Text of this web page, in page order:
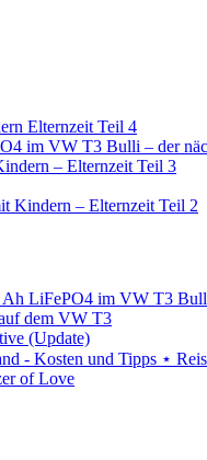
Elternzeit Teil 4
im VW T3 Bulli – der
– Elternzeit Teil 3
Kindern – Elternzeit Teil 2
Ah LiFePO4 im VW T3
dem VW T3
(Update)
- Kosten und Tipps ⋆
of Love